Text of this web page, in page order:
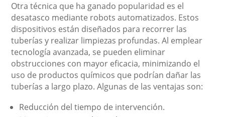
Otra técnica que ha ganado popularidad es el
desatasco mediante robots automatizados. Estos
dispositivos están diseñados para recorrer las
tuberías y realizar limpiezas profundas. Al emplear
tecnología avanzada, se pueden eliminar
obstrucciones con mayor eficacia, minimizando el
uso de productos químicos que podrían dañar las
tuberías a largo plazo. Algunas de las ventajas son:
Reducción del tiempo de intervención.